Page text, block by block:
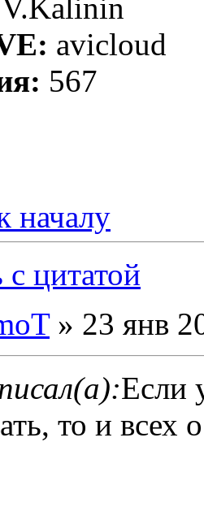
V.Kalinin
avicloud
567
началу
с цитатой
» 23 янв
Если
то и всех